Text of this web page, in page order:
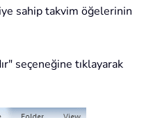
sahip takvim öğelerinin
seçeneğine tıklayarak